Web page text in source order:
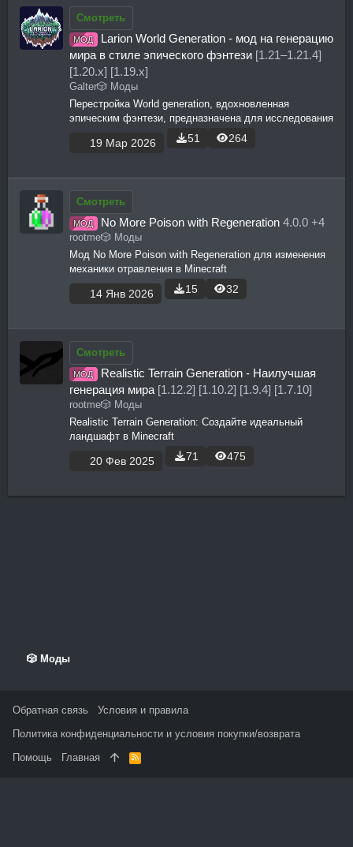
Смотреть
МОД
Larion World Generation - мод на генерацию
мира в стиле эпического фэнтези [1.21–1.21.4]
[1.20.x] [1.19.x]
Galter🎲 Моды
Перестройка World generation, вдохновленная
эпическим фэнтези, предназначена для исследования
19 Мар 2026 51 264
Смотреть
МОД No More Poison with Regeneration 4.0.0 +4
rootme🎲 Моды
Мод No More Poison with Regeneration для изменения
механики отравления в Minecraft
14 Янв 2026 15 32
Смотреть
МОД
Realistic Terrain Generation - Наилучшая
генерация мира [1.12.2] [1.10.2] [1.9.4] [1.7.10]
rootme🎲 Моды
Realistic Terrain Generation: Создайте идеальный
ландшафт в Minecraft
20 Фев 2025 71 475
🎲 Моды
Обратная связь
Условия и правила
Политика конфиденциальности и условия покупки/возврата
Помощь
Главная
R